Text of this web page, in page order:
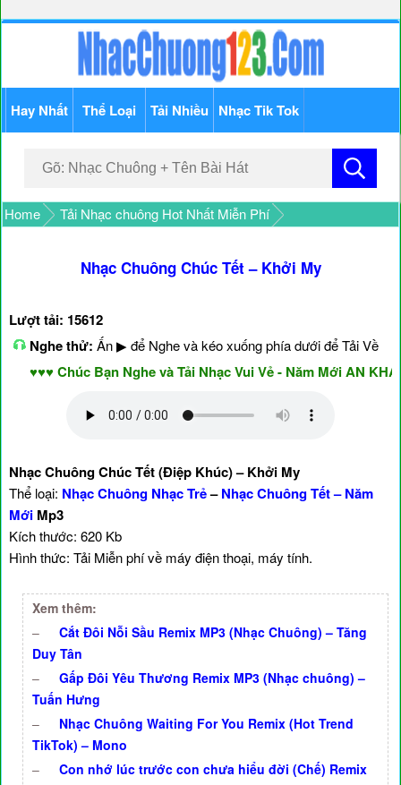
Hay Nhất Thể Loại Tải Nhiều Nhạc Tik Tok
Home Tải Nhạc chuông Hot Nhất Miễn Phí
Nhạc Chuông Chúc Tết – Khởi My
Lượt tải: 15612
Nghe thử: Ấn ▶ để Nghe và kéo xuống phía dưới để Tải Về
♥♥♥ Chúc Bạn Nghe và Tải Nhạc Vui Vẻ - Năm Mới AN
Nhạc Chuông Chúc Tết (Điệp Khúc) – Khởi My
Thể loại: Nhạc Chuông Nhạc Trẻ–Nhạc Chuông Tết – Năm
Mới Mp3
Kích thước: 620 Kb
Hình thức: Tải Miễn phí về máy điện thoại, máy tính.
Xem thêm:
–
Cắt Đôi Nỗi Sầu Remix MP3 (Nhạc Chuông) – Tăng
Duy Tân
–
Gấp Đôi Yêu Thương Remix MP3 (Nhạc chuông) –
Tuấn Hưng
–
Nhạc Chuông Waiting For You Remix (Hot Trend
TikTok) – Mono
–
Con nhớ lúc trước con chưa hiểu đời (Chế) Remix